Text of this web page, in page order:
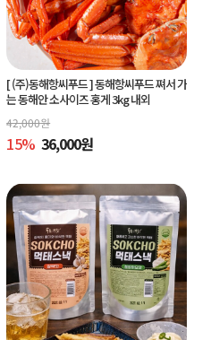
[ (주)동해항씨푸드 ]동해항씨푸드 쪄서 가
는 동해안 소사이즈 홍게 3kg 내외
42,000원
15% 36,000원